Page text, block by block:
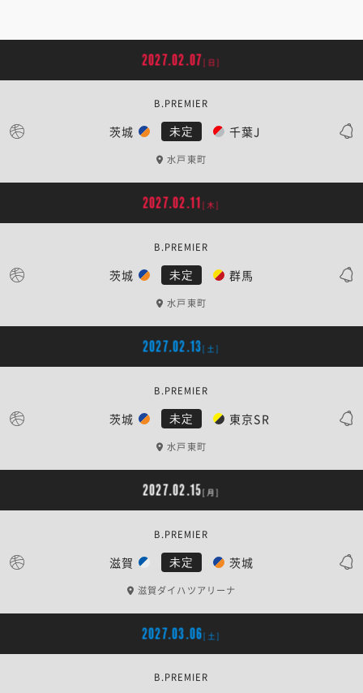
2027.02.07[日]
茨城 未定 千葉J
B.PREMIER
水戸東町
2027.02.11 [木]
茨城 未定 群馬
B.PREMIER
水戸東町
2027.02.13[土]
茨城 未定 東京SR
B.PREMIER
水戸東町
2027.02.15[月]
滋賀 未定 茨城
B.PREMIER
滋賀ダイハツアリーナ
2027.03.06[土]
B.PREMIER